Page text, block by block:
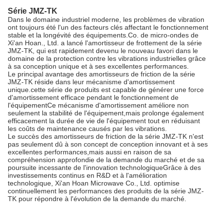
Série JMZ-TK
Dans le domaine industriel moderne, les problèmes de vibration
ont toujours été l'un des facteurs clés affectant le fonctionnement
stable et la longévité des équipements.Co. de micro-ondes de
Xi'an Hoan., Ltd. a lancé l'amortisseur de frottement de la série
JMZ-TK, qui est rapidement devenu le nouveau favori dans le
domaine de la protection contre les vibrations industrielles grâce
à sa conception unique et à ses excellentes performances.
Le principal avantage des amortisseurs de friction de la série
JMZ-TK réside dans leur mécanisme d'amortissement
unique.cette série de produits est capable de générer une force
d'amortissement efficace pendant le fonctionnement de
l'équipementCe mécanisme d'amortissement améliore non
seulement la stabilité de l'équipement,mais prolonge également
efficacement la durée de vie de l'équipement tout en réduisant
les coûts de maintenance causés par les vibrations.
Le succès des amortisseurs de friction de la série JMZ-TK n'est
pas seulement dû à son concept de conception innovant et à ses
excellentes performances,mais aussi en raison de sa
compréhension approfondie de la demande du marché et de sa
poursuite incessante de l'innovation technologiqueGrâce à des
investissements continus en R&D et à l'amélioration
technologique, Xi'an Hoan Microwave Co., Ltd. optimise
continuellement les performances des produits de la série JMZ-
TK pour répondre à l'évolution de la demande du marché.